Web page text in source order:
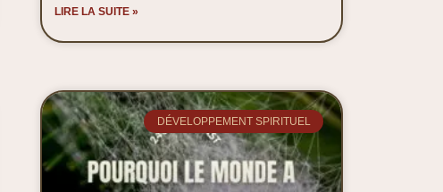
LIRE LA SUITE »
DÉVELOPPEMENT SPIRITUEL